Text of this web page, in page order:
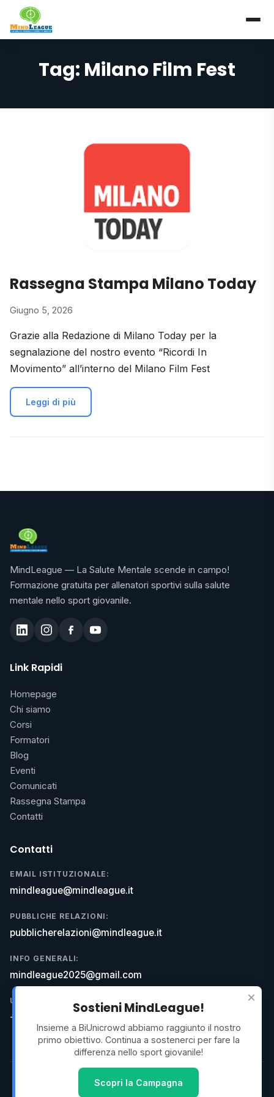
Tag: Milano Film Fest
Rassegna Stampa Milano Today
Giugno 5, 2026
Grazie alla Redazione di Milano Today per la
segnalazione del nostro evento “Ricordi In
Movimento” all’interno del Milano Film Fest
Leggi di più
MindLeague — La Salute Mentale scende in campo!
Formazione gratuita per allenatori sportivi sulla salute
mentale nello sport giovanile.
Link Rapidi
Homepage
Chi siamo
Corsi
Formatori
Blog
Eventi
Comunicati
Rassegna Stampa
Contatti
Contatti
EMAIL ISTITUZIONALE:
mindleague@mindleague.it
PUBBLICHE RELAZIONI:
pubblicherelazioni@mindleague.it
INFO GENERALI:
mindleague2025@gmail.com
UFFICIO COMUNICAZIONE:
+39 348 996 8224
© 2026 MindLeague. Tutti i diritti riservati.
×
Sostieni MindLeague!
Insieme a BiUnicrowd abbiamo raggiunto il nostro
primo obiettivo. Continua a sostenerci per fare la
differenza nello sport giovanile!
Scopri la Campagna